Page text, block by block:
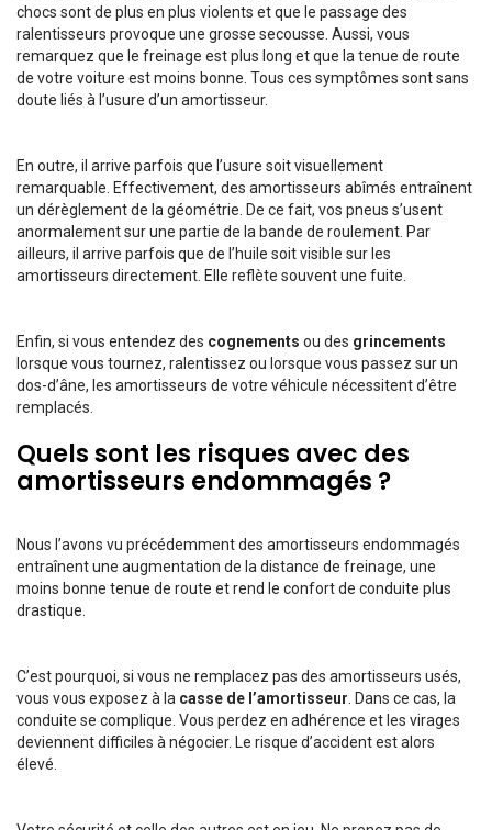
chocs sont de plus en plus violents et que le passage des
ralentisseurs provoque une grosse secousse. Aussi, vous
remarquez que le freinage est plus long et que la tenue de route
de votre voiture est moins bonne. Tous ces symptômes sont sans
doute liés à l’usure d’un amortisseur.
En outre, il arrive parfois que l’usure soit visuellement
remarquable. Effectivement, des amortisseurs abîmés entraînent
un dérèglement de la géométrie. De ce fait, vos pneus s’usent
anormalement sur une partie de la bande de roulement. Par
ailleurs, il arrive parfois que de l’huile soit visible sur les
amortisseurs directement. Elle reflète souvent une fuite.
Enfin, si vous entendez des cognements ou des grincements
lorsque vous tournez, ralentissez ou lorsque vous passez sur un
dos-d’âne, les amortisseurs de votre véhicule nécessitent d’être
remplacés.
Quels sont les risques avec des
amortisseurs endommagés ?
Nous l’avons vu précédemment des amortisseurs endommagés
entraînent une augmentation de la distance de freinage, une
moins bonne tenue de route et rend le confort de conduite plus
drastique.
C’est pourquoi, si vous ne remplacez pas des amortisseurs usés,
vous vous exposez à la casse de l’amortisseur . Dans ce cas, la
conduite se complique. Vous perdez en adhérence et les virages
deviennent difficiles à négocier. Le risque d’accident est alors
élevé.